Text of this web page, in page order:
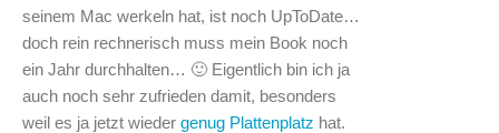
seinem Mac werkeln hat, ist noch UpToDate…
doch rein rechnerisch muss mein Book noch
ein Jahr durchhalten… 🙂 Eigentlich bin ich ja
auch noch sehr zufrieden damit, besonders
weil es ja jetzt wieder genug Plattenplatz hat.